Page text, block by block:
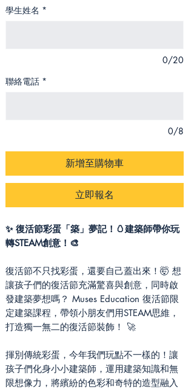
學生姓名 *
0/20
聯絡電話 *
0/8
新增至購物車
立即報名
✨ 復活節彩蛋「築」夢記！🥚建築師帶你玩
轉STEAM創意！🎨
復活節不只找彩蛋，還要自己蓋出來！🤯 想
讓孩子們的復活節充滿驚喜與創意，同時啟
發建築夢想嗎？ Muses Education 復活節限
定建築課程，帶領小朋友們用STEAM思維，
打造獨一無二的復活節裝飾！ 🚀
揮別傳統彩蛋，今年我們玩點不一樣的！讓
孩子們化身小小建築師，運用建築知識和無
限想像力，將繽紛的色彩和奇特的造型融入